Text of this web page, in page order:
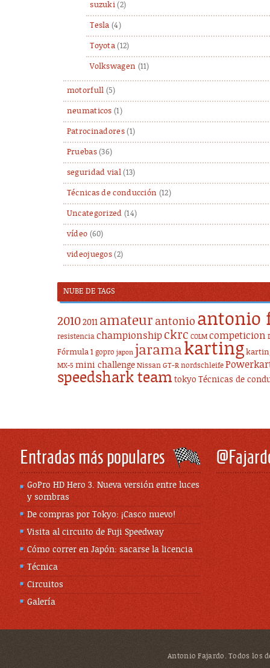
suzuki (2)
Tesla (4)
Toyota (12)
Volkswagen (11)
motorfull (5)
neumaticos (1)
Patrocinadores(1)
Pruebas(36)
seguridad vial(13)
Técnicas de conducción (12)
Uncategorized (14)
vídeo (60)
videojuegos (2)
NUBE DE TAGS
20102011 amateur antonio antonio
resistencia championship ckrc COLM competicion
Fórmula 1 gopro japon jaramakarting
MX-5 mini challenge Nissan GT-R nordschleife
speedshark team tokyo Técnicas de
Entradas más populares
GoPro HD Hero 3. Nueva versión entre luces
y sombras
De compras por Tokyo: ¡Casco nuevo!
Visita al circuito de Fuji Speedway
Cómo correr en Japón: sacarse la licencia
Técnica
Circuitos
Galería
Antonio Fajardo. Todos los